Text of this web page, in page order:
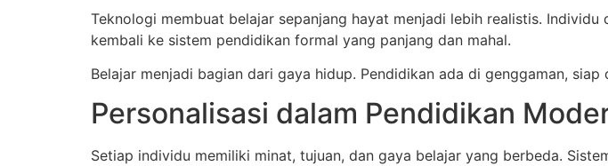
Teknologi membuat belajar sepanjang hayat menjadi lebih realistis.
kembali ke sistem pendidikan formal yang panjang dan mahal.
Belajar menjadi bagian dari gaya hidup. Pendidikan ada di genggaman, siap
Personalisasi dalam Pendidikan
Setiap individu memiliki minat, tujuan, dan gaya belajar yang berbeda.